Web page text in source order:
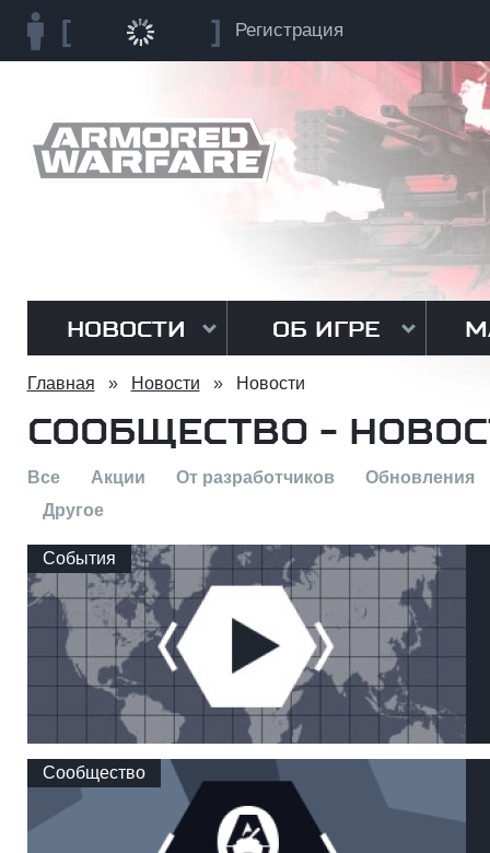
Регистрация
НОВОСТИ ОБ ИГРЕ
Главная » Новости » Новости
СООБЩЕСТВО -
Все Акции От разработчиков
Обновления
Другое
События
Сообщество